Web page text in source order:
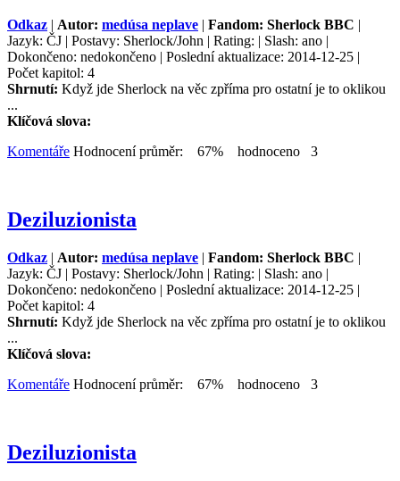
Odkaz | Autor: medúsa neplave | Fandom: Sherlock BBC |
Jazyk: ČJ | Postavy: Sherlock/John | Rating: | Slash: ano |
Dokončeno: nedokončeno | Poslední aktualizace: 2014-12-25 |
Počet kapitol: 4
Shrnutí: Když jde Sherlock na věc zpříma pro ostatní je to oklikou
...
Klíčová slova:
Komentáře Hodnocení průměr: 67% hodnoceno 3
Deziluzionista
Odkaz | Autor: medúsa neplave | Fandom: Sherlock BBC |
Jazyk: ČJ | Postavy: Sherlock/John | Rating: | Slash: ano |
Dokončeno: nedokončeno | Poslední aktualizace: 2014-12-25 |
Počet kapitol: 4
Shrnutí: Když jde Sherlock na věc zpříma pro ostatní je to oklikou
...
Klíčová slova:
Komentáře Hodnocení průměr: 67% hodnoceno 3
Deziluzionista